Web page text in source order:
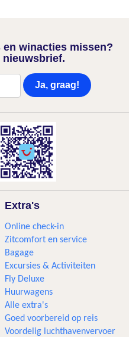
winacties missen?
Ja, graag!
Extra's
Online check-in
Zitcomfort en service
Bagage
Excursies & Activiteiten
Fly Deluxe
Huurwagens
Alle extra's
Goed voorbereid op reis
Voordelig luchthavenvervoer